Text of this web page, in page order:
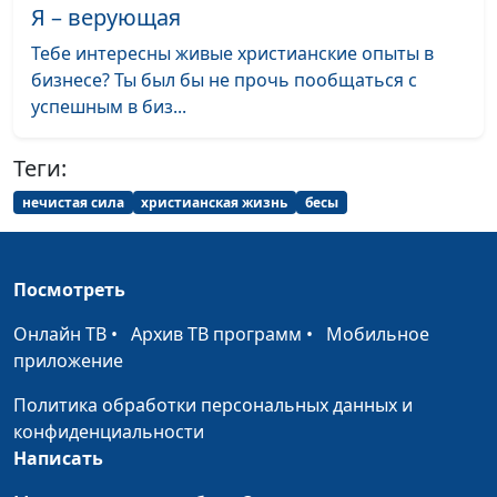
Брак по-библейски.
История Исаака и Ревекки
Юлия Синицына,
Иван Лобанов,
Авраам и Исаак.
спасение
перевода Библии им.
Призвание Авраама и
Божье обещание
Юлия Синицына,
Я – верующая
Тебе интересны живые христианские опыты в
бизнесе? Ты был бы не прочь пообщаться с
успешным в биз...
Теги:
нечистая сила христианская жизнь бесы
Посмотреть
Онлайн ТВ • Архив ТВ программ • Мобильное
приложение
Политика обработки персональных данных и
конфиденциальности
Написать